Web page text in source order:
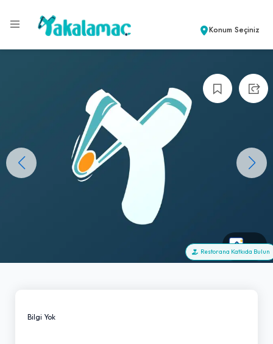
Konum Seçiniz
+0
Restorana Katkıda Bulun
Bilgi Yok